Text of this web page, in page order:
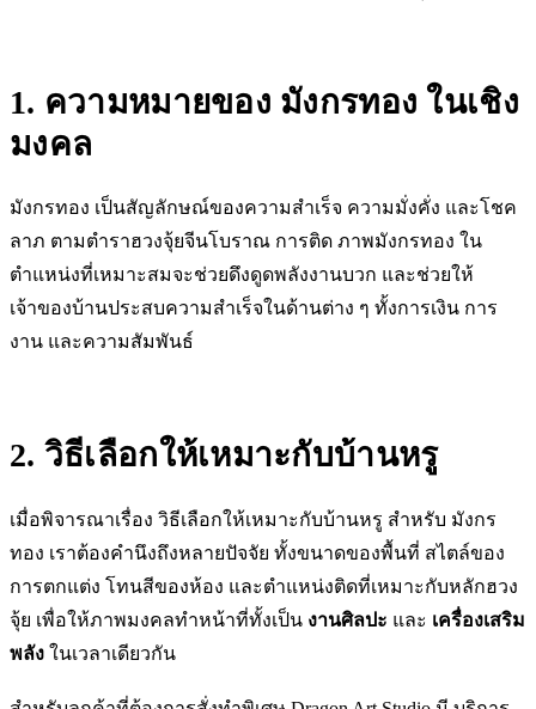
1. ความหมายของ มังกรทอง ในเชิง
มงคล
มังกรทอง เป็นสัญลักษณ์ของความสำเร็จ ความมั่งคั่ง และโชค
ลาภ ตามตำราฮวงจุ้ยจีนโบราณ การติด ภาพมังกรทอง ใน
ตำแหน่งที่เหมาะสมจะช่วยดึงดูดพลังงานบวก และช่วยให้
เจ้าของบ้านประสบความสำเร็จในด้านต่าง ๆ ทั้งการเงิน การ
งาน และความสัมพันธ์
2. วิธีเลือกให้เหมาะกับบ้านหรู
เมื่อพิจารณาเรื่อง วิธีเลือกให้เหมาะกับบ้านหรู สำหรับ มังกร
ทอง เราต้องคำนึงถึงหลายปัจจัย ทั้งขนาดของพื้นที่ สไตล์ของ
การตกแต่ง โทนสีของห้อง และตำแหน่งติดที่เหมาะกับหลักฮวง
จุ้ย เพื่อให้ภาพมงคลทำหน้าที่ทั้งเป็น งานศิลปะ และ เครื่องเสริม
พลัง ในเวลาเดียวกัน